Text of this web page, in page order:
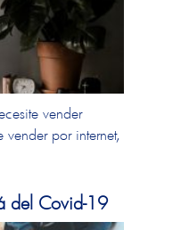
vender
por internet,
del Covid-19